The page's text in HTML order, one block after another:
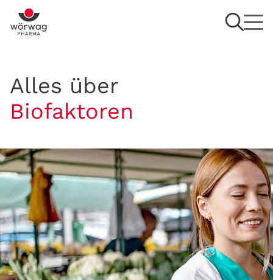
Alles über
Biofaktoren